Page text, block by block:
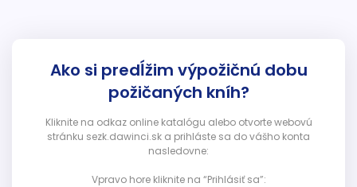
Ako si predĺžim výpožičnú dobu
požičaných kníh?
Kliknite na odkaz online katalógu alebo otvorte webovú
stránku sezk.dawinci.sk a prihláste sa do vášho konta
nasledovne:
Vpravo hore kliknite na “Prihlásiť sa”: